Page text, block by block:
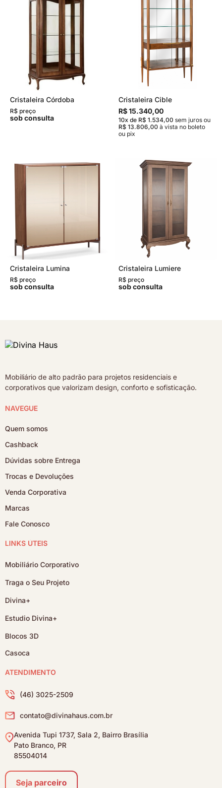
Cristaleira Córdoba
R$ preço
sob consulta
Cristaleira Cible
R$ 15.340,00
10x de R$ 1.534,00 sem juros ou
R$ 13.806,00 à vista no boleto
ou pix
Cristaleira Lumina
R$ preço
sob consulta
Cristaleira Lumiere
R$ preço
sob consulta
Mobiliário de alto padrão para projetos residenciais e
corporativos que valorizam design, conforto e sofisticação.
NAVEGUE
Quem somos
Cashback
Dúvidas sobre Entrega
Trocas e Devoluções
Venda Corporativa
Marcas
Fale Conosco
LINKS ÚTEIS
Mobiliário Corporativo
Traga o Seu Projeto
Divina+
Estudio Divina+
Blocos 3D
Casoca
ATENDIMENTO
(46) 3025-2509
contato@divinahaus.com.br
Avenida Tupi 1737, Sala 2, Bairro Brasília
Pato Branco, PR
85504014
Seja parceiro